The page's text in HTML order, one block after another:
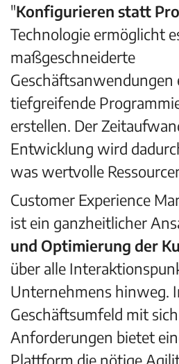
"Konfigurieren statt
Technologie ermöglicht
maßgeschneiderte
tiefgreifende
erstellen. Der
Entwicklung wird
was wertvolle
Customer Experience
ist ein ganzheitlicher
und Optimierung der
über alle
Unternehmens hinweg.
Geschäftsumfeld mit
Anforderungen bietet
Plattform die nötige